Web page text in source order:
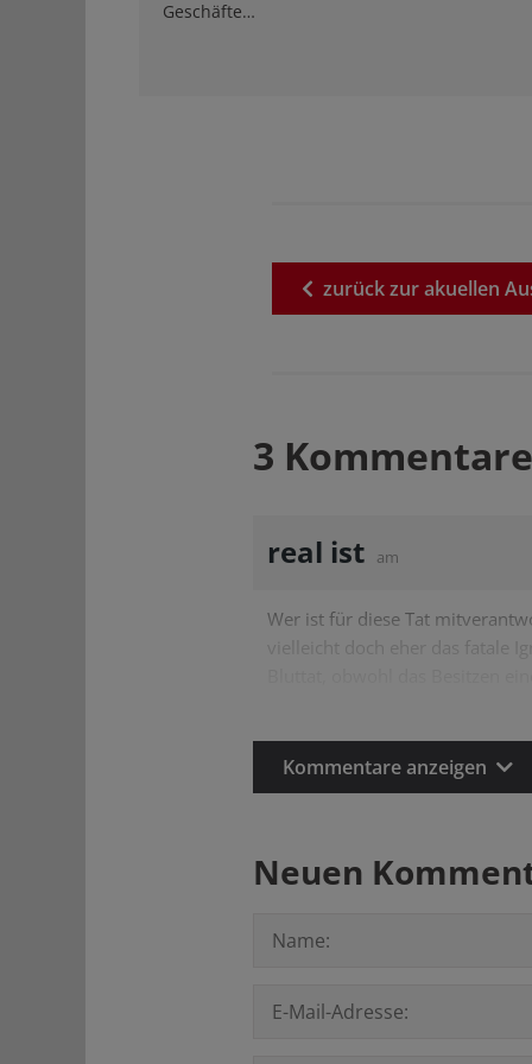
Geschäfte…
zurückzurakuellen
3
real ist am
Wer ist für diese Tat
vielleicht doch eher das fatale
Kommentare anzeigen
Neuen